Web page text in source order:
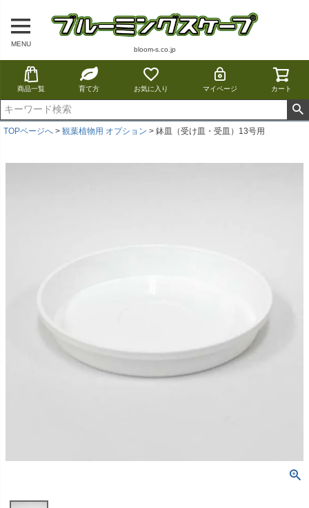
MENU
bloom-s.co.jp
商品一覧 育て方 お気に入り マイページ カート
TOPページへ 観葉植物用 オプション 鉢皿（受け皿・受皿）13号用